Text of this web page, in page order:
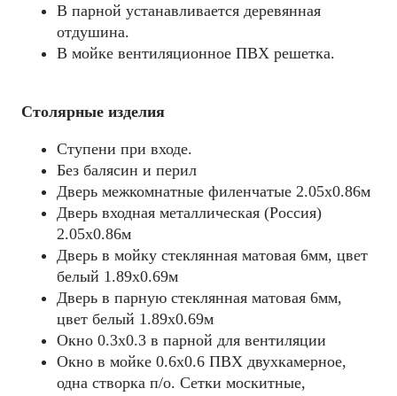
В парной устанавливается деревянная
отдушина.
В мойке вентиляционное ПВХ решетка.
Столярные изделия
Ступени при входе.
Без балясин и перил
Дверь межкомнатные филенчатые 2.05х0.86м
Дверь входная металлическая (Россия)
2.05х0.86м
Дверь в мойку стеклянная матовая 6мм, цвет
белый 1.89х0.69м
Дверь в парную стеклянная матовая 6мм,
цвет белый 1.89х0.69м
Окно 0.3х0.3 в парной для вентиляции
Окно в мойке 0.6х0.6 ПВХ двухкамерное,
одна створка п/о. Сетки москитные,